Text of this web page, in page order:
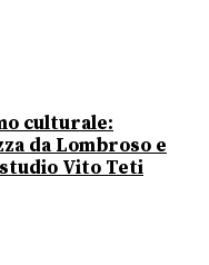
culturale:
da Lombroso e
Vito Teti